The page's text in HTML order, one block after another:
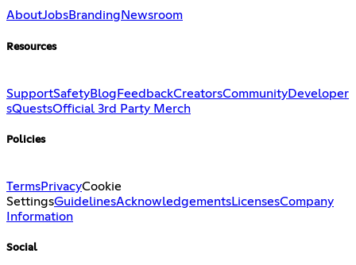
AboutJobsBranding Newsroom
Resources
SupportSafetyBlog FeedbackCreatorsCommunityDeveloper
sQuestsOfficial 3rd Party Merch
Policies
TermsPrivacyCookie
SettingsGuidelinesAcknowledgementsLicensesCompany
Information
Social